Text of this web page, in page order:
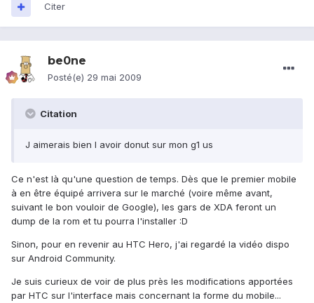
Citer
be0ne
Posté(e) 29 mai 2009
Citation
J aimerais bien l avoir donut sur mon g1 us
Ce n'est là qu'une question de temps. Dès que le premier mobile
à en être équipé arrivera sur le marché (voire même avant,
suivant le bon vouloir de Google), les gars de XDA feront un
dump de la rom et tu pourra l'installer :D
Sinon, pour en revenir au HTC Hero, j'ai regardé la vidéo dispo
sur Android Community.
Je suis curieux de voir de plus près les modifications apportées
par HTC sur l'interface mais concernant la forme du mobile...